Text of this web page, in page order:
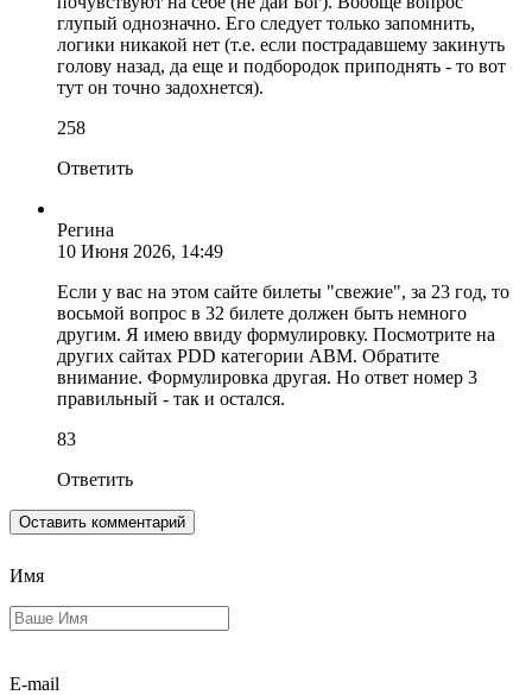
глупый однозначно. Его следует только запомнить,
логики никакой нет (т.е. если пострадавшему закинуть
голову назад, да еще и подбородок приподнять - то вот
тут он точно задохнется).
258
Ответить
Регина
10 Июня 2026, 14:49
Если у вас на этом сайте билеты "свежие", за 23 год, то
восьмой вопрос в 32 билете должен быть немного
другим. Я имею ввиду формулировку. Посмотрите на
других сайтах PDD категории ABM. Обратите
внимание. Формулировка другая. Но ответ номер 3
правильный - так и остался.
83
Ответить
Оставить комментарий
Имя
E-mail